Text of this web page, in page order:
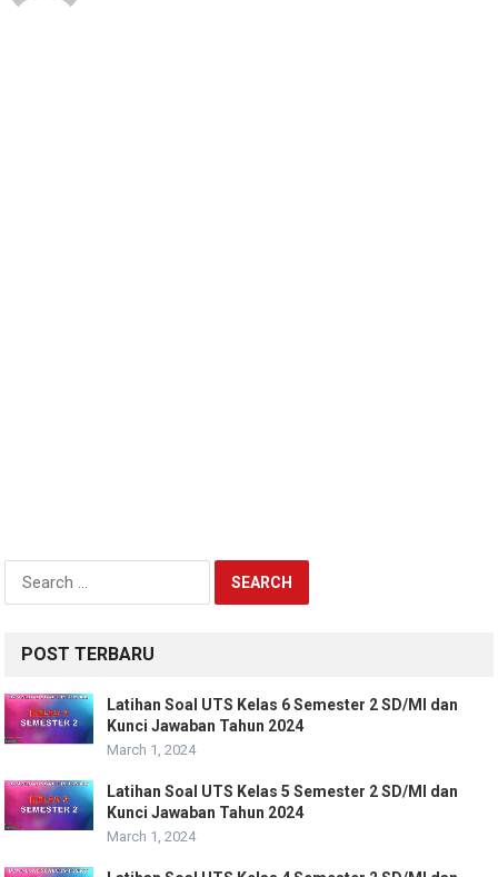
Search
for:
POST TERBARU
Latihan Soal UTS Kelas 6 Semester 2 SD/MI dan
Kunci Jawaban Tahun 2024
March 1, 2024
Latihan Soal UTS Kelas 5 Semester 2 SD/MI dan
Kunci Jawaban Tahun 2024
March 1, 2024